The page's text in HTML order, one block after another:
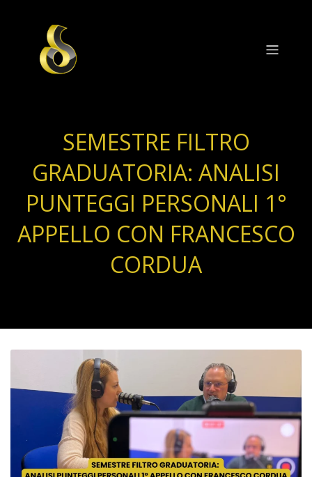
SEMESTRE FILTRO
GRADUATORIA: ANALISI
PUNTEGGI PERSONALI 1°
APPELLO CON FRANCESCO
CORDUA